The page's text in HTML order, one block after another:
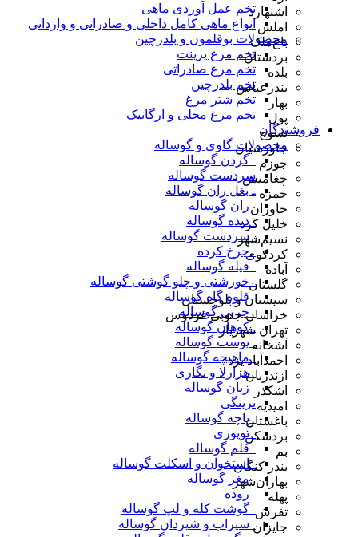
تخم عمل آوردی ماهی
انواع ماهی کامل داخلی و صادراتی و وارداتی
محصولات بوقلمون و بلدرچین
تخم مرغ پرینت
تخم مرغ صادراتی
تخم بلدرچین
تخم شتر مرغ
تخم مرغ محلی و ارگانیک
فروشندگان
محصولات گاوی و گوساله
_گردن گوساله
سردست گوساله
ـ بغل ران گوساله
_ران گوساله
_دنده گوساله
_سردست گوساله
_چرخ کرده
_فیله گوساله
_خورشتی و چلو گوشتی گوساله
_قلوه گاه گوساله
_چربی گوساله
_کوهان گوساله
_پوست گوساله
_ماهیچه گوساله
_هزارلا و نگاری
_زبان گوساله
نرینگی
_پاچه گوساله
_توپوزی
_قلم گوساله
_استخوان و اسکلت گوساله
_مغز گوساله
_روده
_گوشت کله و لپ گوساله
_سیراب و شیردان گوساله
اشتهارد
املش
باغ‌ملک
بردستان
بلده
بندرعباس
بهار
پول
تسوج
جاورسیان
جوزم
چغامیش
حمزه
خاوران
خلیل کرد
نسیم‌شهر
کردکوی
آباده
گلستان
سیستان و بلوچستان
خراسان جنوبی فردوس
تهران شهریار
آشخانه
احمدآباد یزد
ازندریان
اشکذر
امیدیه
باغستان
بردسکن
بم
بندر کنگان
بهاران‌شهر
پهله
تفرش
جایزان